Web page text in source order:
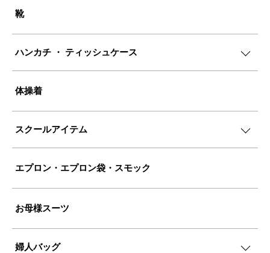
靴
ハンカチ ・ ティッシュケース
体操着
スクールアイテム
エプロン・エプロン袋・スモック
お母様スーツ
婦人バッグ